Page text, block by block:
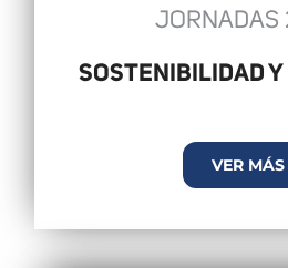
JORNADAS
SOSTENIBILIDAD Y
VER MÁS